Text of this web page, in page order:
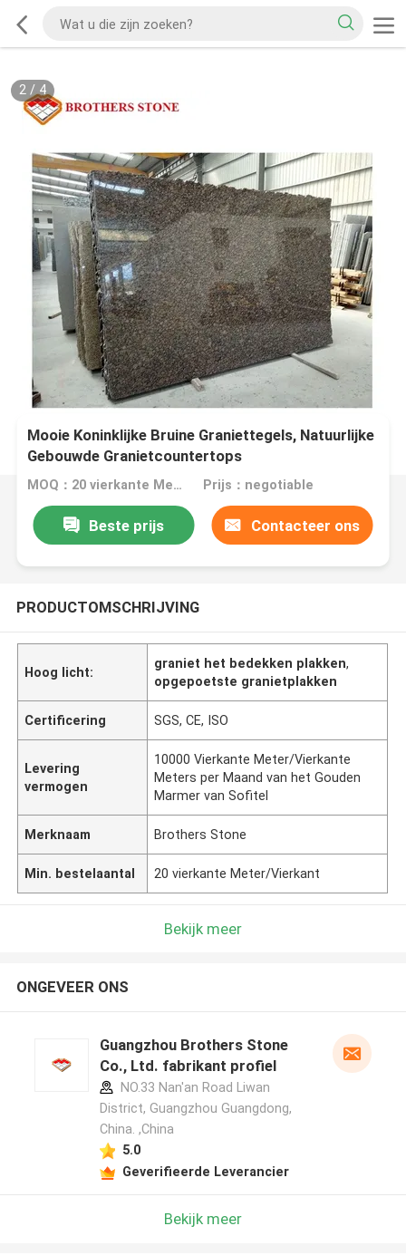
2/4
Mooie Koninklijke Bruine Graniettegels, Natuurlijke
Gebouwde Granietcountertops
MOQ：20 vierkante Meter/Vierkant Prijs：negotiable
Beste prijs Contacteer ons
PRODUCTOMSCHRIJVING
Hoog licht:
graniet het bedekken plakken,
opgepoetste granietplakken
Certificering SGS, CE, ISO
Levering
vermogen
10000 Vierkante Meter/Vierkante
Meters per Maand van het Gouden
Marmer van Sofitel
Merknaam Brothers Stone
Min. bestelaantal 20 vierkante Meter/Vierkant
Bekijk meer
ONGEVEER ONS
Guangzhou Brothers Stone
Co., Ltd. fabrikant profiel
NO.33 Nan'an Road Liwan
District, Guangzhou Guangdong,
China. ,China
5.0
Geverifieerde Leverancier
Bekijk meer